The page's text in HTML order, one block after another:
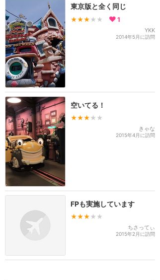
東京版と全く同じ
★★★ ★★ 1
YKK
2014年5月に訪問
空いてる！
★★★ ★★
きゃな
2015年4月に訪問
FPも実施しています
★★★ ★★
ちさってぃ
2015年2月に訪問